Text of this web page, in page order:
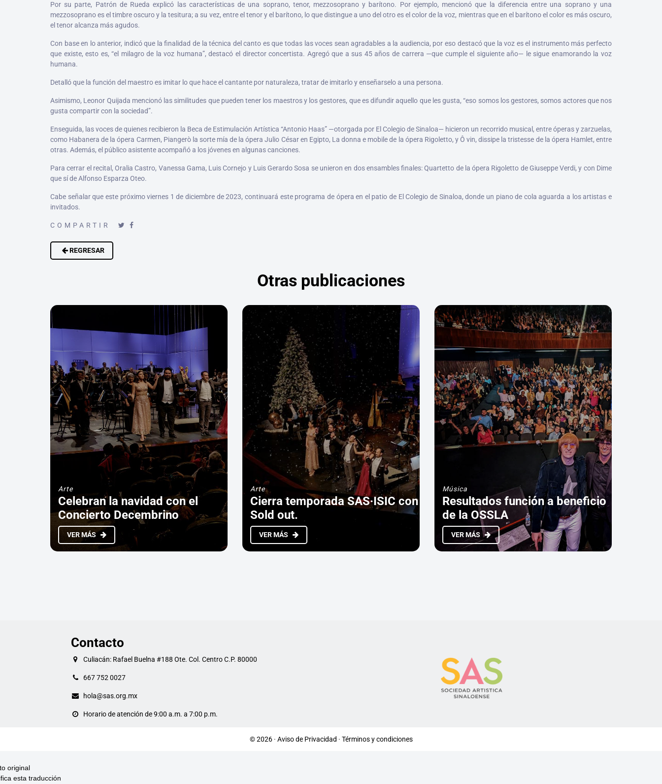
Por su parte, Patrón de Rueda explicó las características de una soprano, tenor, mezzosoprano y barítono. Por ejemplo, mencionó que la diferencia entre una soprano y una
mezzosoprano es el timbre oscuro y la tesitura; a su vez, entre el tenor y el barítono, lo que distingue a uno del otro es el color de la voz, mientras que en el barítono el color es más oscuro,
el tenor alcanza más agudos.
Con base en lo anterior, indicó que la finalidad de la técnica del canto es que todas las voces sean agradables a la audiencia, por eso destacó que la voz es el instrumento más perfecto
que existe, esto es, “el milagro de la voz humana”, destacó el director concertista. Agregó que a sus 45 años de carrera —que cumple el siguiente año— le sigue enamorando la voz
humana.
Detalló que la función del maestro es imitar lo que hace el cantante por naturaleza, tratar de imitarlo y enseñarselo a una persona.
Asimismo, Leonor Quijada mencionó las similitudes que pueden tener los maestros y los gestores, que es difundir aquello que les gusta, “eso somos los gestores, somos actores que nos
gusta compartir con la sociedad”.
Enseguida, las voces de quienes recibieron la Beca de Estimulación Artística “Antonio Haas” —otorgada por El Colegio de Sinaloa— hicieron un recorrido musical, entre óperas y zarzuelas,
como Habanera de la ópera Carmen, Piangerò la sorte mía de la ópera Julio César en Egipto, La donna e mobile de la ópera Rigoletto, y Ô vin, dissipe la tristesse de la ópera Hamlet, entre
otras. Además, el público asistente acompañó a los jóvenes en algunas canciones.
Para cerrar el recital, Oralia Castro, Vanessa Gama, Luis Cornejo y Luis Gerardo Sosa se unieron en dos ensambles finales: Quartetto de la ópera Rigoletto de Giuseppe Verdi, y con Dime
que sí de Alfonso Esparza Oteo.
Cabe señalar que este próximo viernes 1 de diciembre de 2023, continuará este programa de ópera en el patio de El Colegio de Sinaloa, donde un piano de cola aguarda a los artistas e
invitados.
COMPARTIR
REGRESAR
Otras publicaciones
Arte
Celebran la navidad con el
Concierto Decembrino
VER MÁS
Arte
Cierra temporada SAS·ISIC con
Sold out.
VER MÁS
Música
Resultados función a beneficio
de la OSSLA
VER MÁS
Contacto
Culiacán: Rafael Buelna #188 Ote. Col. Centro C.P. 80000
667 752 0027
hola@sas.org.mx
Horario de atención de 9:00 a.m. a 7:00 p.m.
© 2026 · Aviso de Privacidad · Términos y condiciones
original
esta traducción